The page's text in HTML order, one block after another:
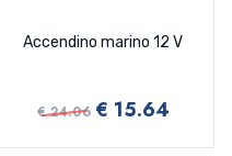
Accendino marino 12 V
€ 24.06 € 15.64